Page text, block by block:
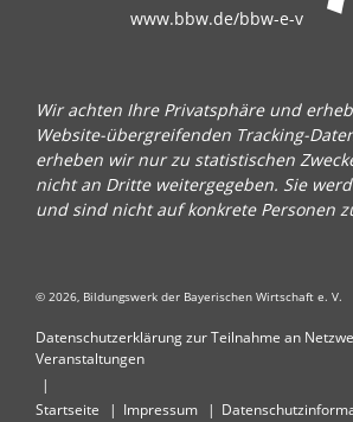
www.bbw.de/bbw-e-v
Wir achten Ihre Privatsphäre und
Website-übergreifenden Tracking-
erheben wir nur zu statistischen
nicht an Dritte weitergegeben. Sie
und sind nicht auf konkrete Personen
© 2026, Bildungswerk der Bayerischen Wirtschaft e. V.
Datenschutzerklärung zur Teilnahme an
Veranstaltungen
Startseite Impressum